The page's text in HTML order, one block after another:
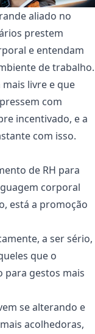
aliado no
prestem
e entendam
de trabalho.
livre e que
com
incentivado, e a
com isso.
de RH para
corporal
está a promoção
a ser sério,
que o
para gestos mais
se alterando e
acolhedoras,